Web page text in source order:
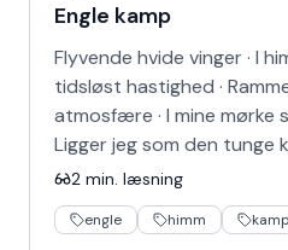
Engle kamp
Flyvende hvide vinger · I
tidsløst hastighed ·
atmosfære · I mine mørke
Ligger jeg som den tunge
2 min. læsning
engle himm kamp